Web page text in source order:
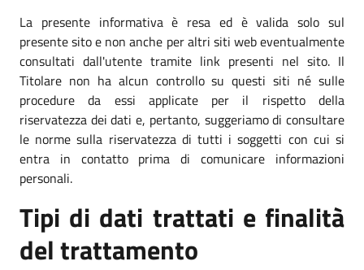
La presente informativa è resa ed è valida solo sul
presente sito e non anche per altri siti web eventualmente
consultati dall'utente tramite link presenti nel sito. Il
Titolare non ha alcun controllo su questi siti né sulle
procedure da essi applicate per il rispetto della
riservatezza dei dati e, pertanto, suggeriamo di consultare
le norme sulla riservatezza di tutti i soggetti con cui si
entra in contatto prima di comunicare informazioni
personali.
Tipi di dati trattati e finalità
del trattamento